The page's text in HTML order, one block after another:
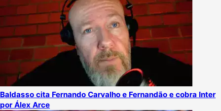
Baldasso cita Fernando Carvalho e Fernandão e cobra Inter
por Álex Arce